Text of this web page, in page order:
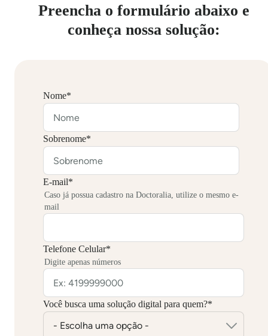
Preencha o formulário abaixo e
conheça nossa solução:
Nome*
Sobrenome*
E-mail*
Caso já possua cadastro na Doctoralia, utilize o mesmo e-
mail
Telefone Celular*
Digite apenas números
Você busca uma solução digital para quem?*